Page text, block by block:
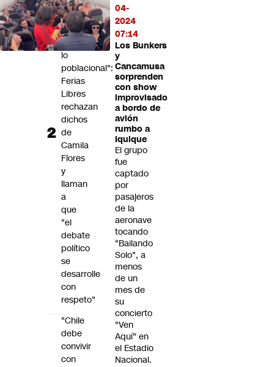
04-
2024
07:14
Los Bunkers
y
Cancamusa
sorprenden
con show
improvisado
a bordo de
avión
rumbo a
Iquique
El grupo
fue
captado
por
pasajeros
de la
aeronave
tocando
"Bailando
Solo", a
menos
de un
mes de
su
concierto
"Ven
Aquí" en
el Estadio
Nacional.
y
"se
le
salió
lo
poblacional":
Ferias
Libres
rechazan
dichos
de
Camila
Flores
y
llaman
a
que
"el
debate
político
se
desarrolle
con
respeto"
"Chile
debe
convivir
con